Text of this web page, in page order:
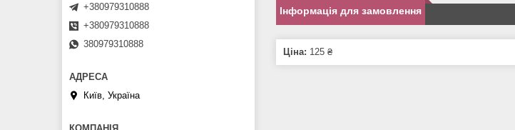
Інформація для замовлення
Ціна: 125 ₴
+380979310888
+380979310888
380979310888
Київ, Україна